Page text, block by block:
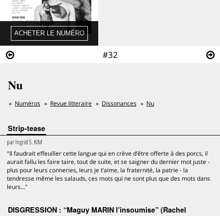
#32
Nu
Numéros Revue litteraire Dissonances Nu
Strip-tease
parIngrid S. KIM
"Il faudrait effeuiller cette langue qui en crève d’être offerte à des porcs, il
aurait fallu les faire taire, tout de suite, et se saigner du dernier mot juste -
plus pour leurs conneries, leurs je t’aime, la fraternité, la patrie - la
tendresse même les salauds, ces mots qui ne sont plus que des mots dans
leurs..."
DISGRESSION : “Maguy MARIN l’insoumise” (Rachel